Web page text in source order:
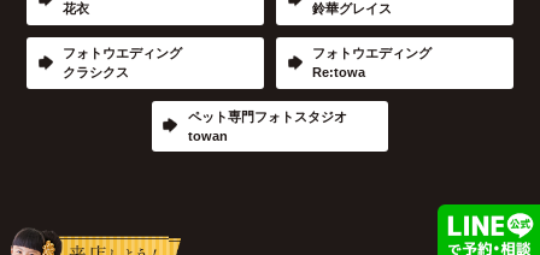
花衣
鈴華グレイス
フォトウエディング
クラシクス
フォトウエディング
Re:towa
ペット専門フォトスタジオ
towan